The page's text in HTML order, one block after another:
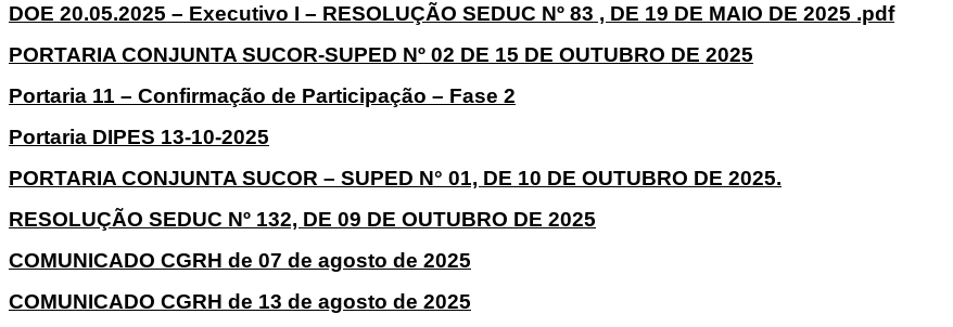
DOE 20.05.2025 – Executivo I – RESOLUÇÃO SEDUC Nº 83 , DE 19 DE MAIO DE 2025 .pdf
PORTARIA CONJUNTA SUCOR-SUPED Nº 02 DE 15 DE OUTUBRO DE 2025
Portaria 11 – Confirmação de Participação – Fase 2
Portaria DIPES 13-10-2025
PORTARIA CONJUNTA SUCOR – SUPED N° 01, DE 10 DE OUTUBRO DE 2025.
RESOLUÇÃO SEDUC Nº 132, DE 09 DE OUTUBRO DE 2025
COMUNICADO CGRH de 07 de agosto de 2025
COMUNICADO CGRH de 13 de agosto de 2025